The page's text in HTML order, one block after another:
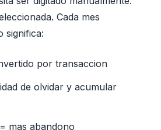
Cada mes
significa:
por transaccion
de olvidar y acumular
mas abandono